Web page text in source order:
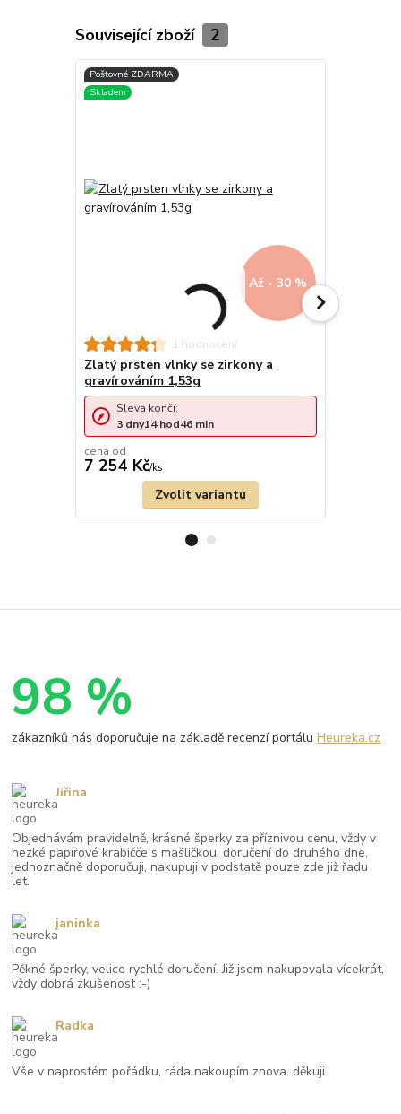
Související zboží 2
Až - 30 %
1 hodnocení
Zlatý prsten vlnky se zirkony a
gravírováním 1,53g
cena od
7 254 Kč/ks
Sleva končí:
3 dny14hod46 min
Zvolit variantu
98 %
zákazníků nás doporučuje na základě recenzí portáluHeureka.cz
Objednávám pravidelně, krásné šperky za příznivou cenu, vždy v
hezké papírové krabičče s mašličkou, doručení do druhého dne,
jednoznačně doporučuji, nakupuji v podstatě pouze zde již řadu
let.
Jiřina
Pěkné šperky, velice rychlé doručení. Již jsem nakupovala vícekrát,
vždy dobrá zkušenost :-)
janinka
Vše v naprostém pořádku, ráda nakoupím znova. děkuji
Radka